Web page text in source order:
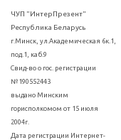
ЧУП "ИнтерПрезент"
Республика Беларусь
г.Минск, ул.Академическая 6к.1,
под.1, каб.9
Свид-во о гос. регистрации
№190552443
выдано Минским
горисполкомом от 15 июля
2004г.
Дата регистрации Интернет-